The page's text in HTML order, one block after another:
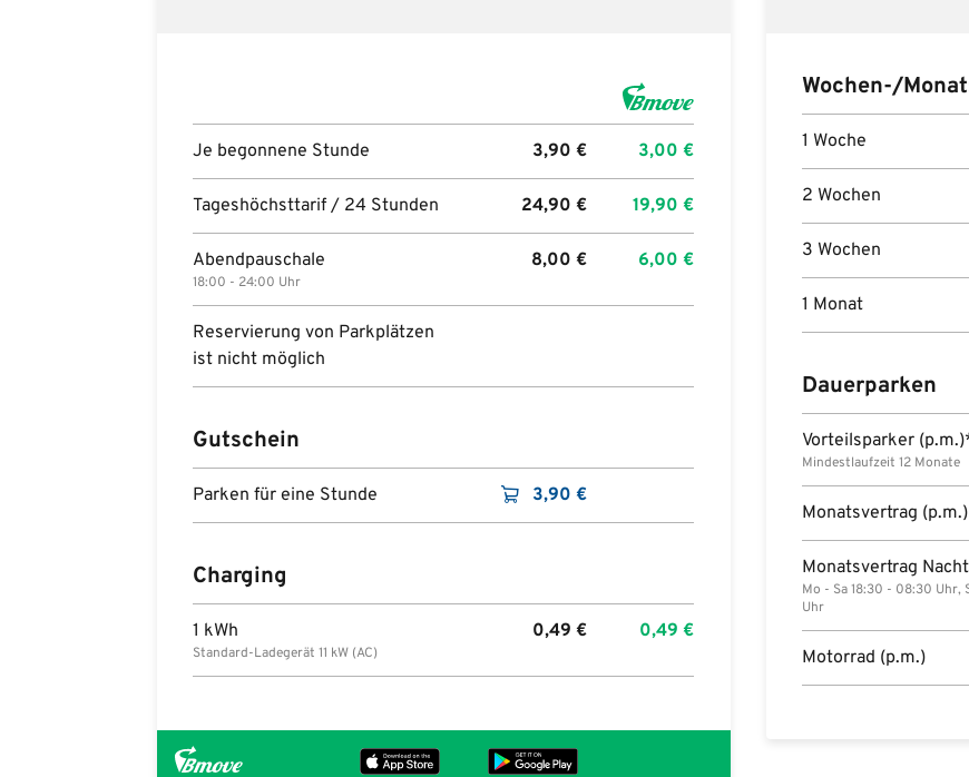
Je begonnene Stunde 3,90€ 3,00€
Tageshöchsttarif / 24 Stunden 24,90€ 19,90€
Abendpauschale
18:00 - 24:00 Uhr
8,00€ 6,00€
Reservierung von Parkplätzen
ist nicht möglich
Gutschein
Parken für eine Stunde 3,90€
Charging
1 kWh
Standard-Ladegerät 11 kW (AC)
0,49€ 0,49€
Wochen-/
1 Woche
2 Wochen
3 Wochen
1 Monat
Dauerparken
Vorteilsparker
Mindestlaufzeit 12 Monate
Monatsvertrag (p.m.)
Monatsvertrag
Mo - Sa 18:30 - 08:30
Uhr
Motorrad (p.m.)